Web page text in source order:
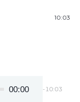
10:03
00:00 -10:03